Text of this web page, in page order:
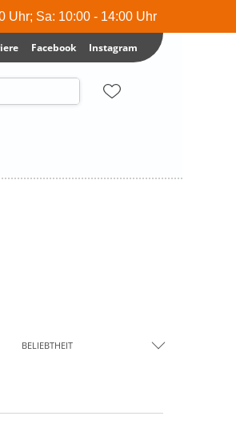
Uhr; Sa: 10:00 - 14:00 Uhr
Facebook Instagram
BELIEBTHEIT